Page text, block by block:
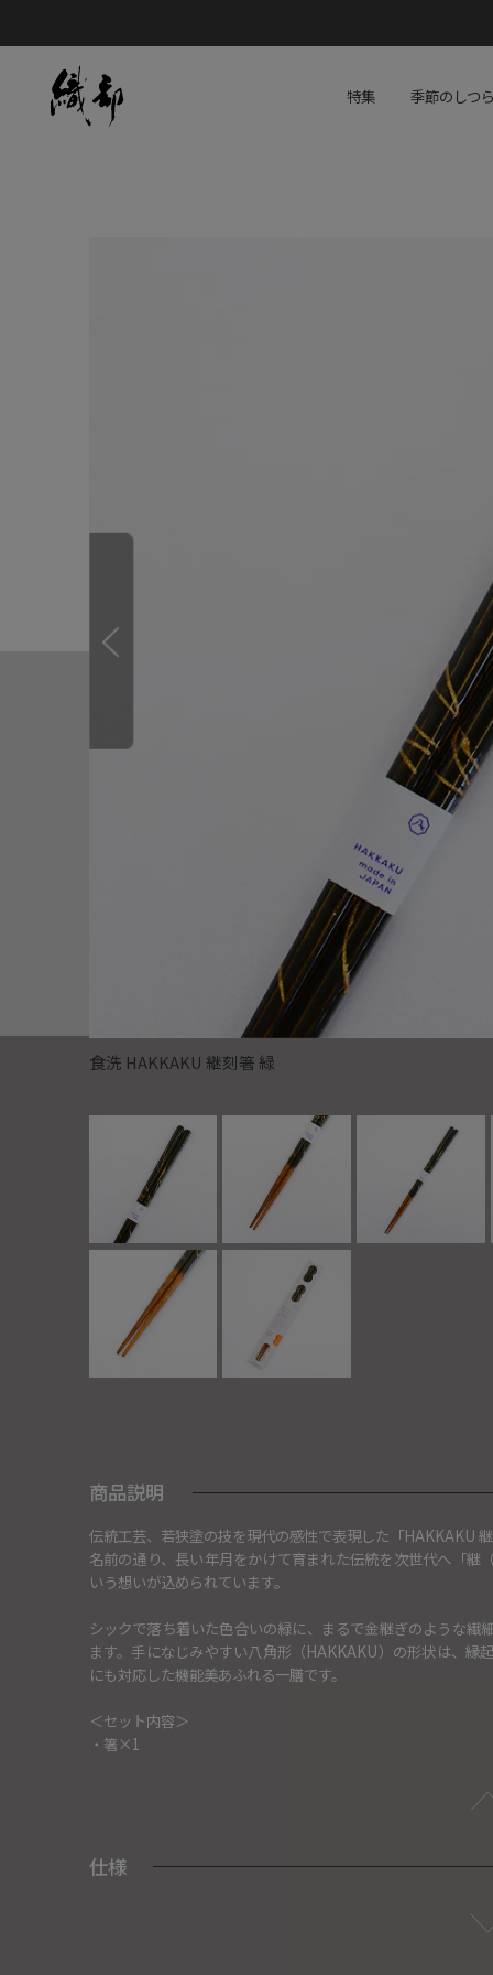
特集 季節のしつ
食洗 HAKKAKU 継刻箸 緑
商品説明
伝統工芸、若狭塗の技を現代の感性で表現した「HAKKAKU
名前の通り、長い年月をかけて育まれた伝統を次世代へ「
いう想いが込められています。
シックで落ち着いた色合いの緑に、まるで金継ぎのような
ます。手になじみやすい八角形（HAKKAKU）の形状は、
にも対応した機能美あふれる一膳です。
＜セット内容＞
・箸×1
仕様